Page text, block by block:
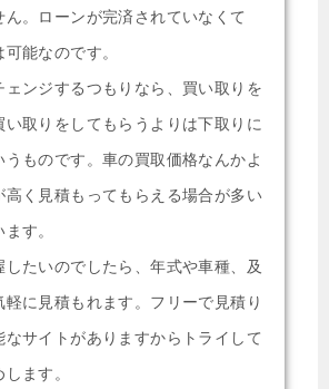
。ローンが完済されていなくて
能なのです。
ェンジするつもりなら、買い取りを
取りをしてもらうよりは下取りに
ものです。車の買取価格なんかよ
高く見積もってもらえる場合が多い
す。
たいのでしたら、年式や車種、及
に見積もれます。フリーで見積り
サイトがありますからトライして
ます。